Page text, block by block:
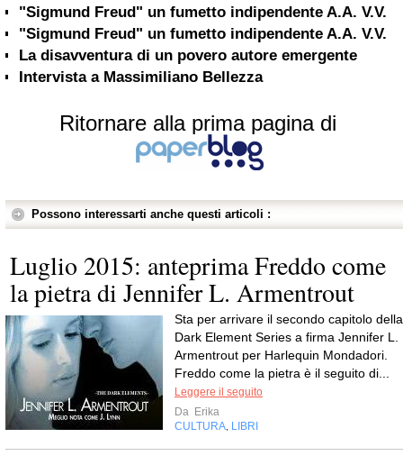
"Sigmund Freud" un fumetto indipendente A.A. V.V.
"Sigmund Freud" un fumetto indipendente A.A. V.V.
La disavventura di un povero autore emergente
Intervista a Massimiliano Bellezza
Ritornare alla prima pagina di
Possono interessarti anche questi articoli :
Luglio 2015: anteprima Freddo come
la pietra di Jennifer L. Armentrout
Sta per arrivare il secondo capitolo della
Dark Element Series a firma Jennifer L.
Armentrout per Harlequin Mondadori.
Freddo come la pietra è il seguito di...
Leggere il seguito
Da Erika
CULTURA LIBRI